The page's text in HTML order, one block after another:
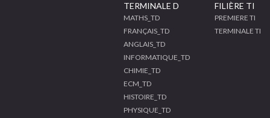
TERMINALE D
MATHS_TD
FRANÇAIS_TD
ANGLAIS_TD
INFORMATIQUE_TD
CHIMIE_TD
ECM_TD
HISTOIRE_TD
PHYSIQUE_TD
FILIÈRE TI
PREMIERE TI
TERMINALE TI